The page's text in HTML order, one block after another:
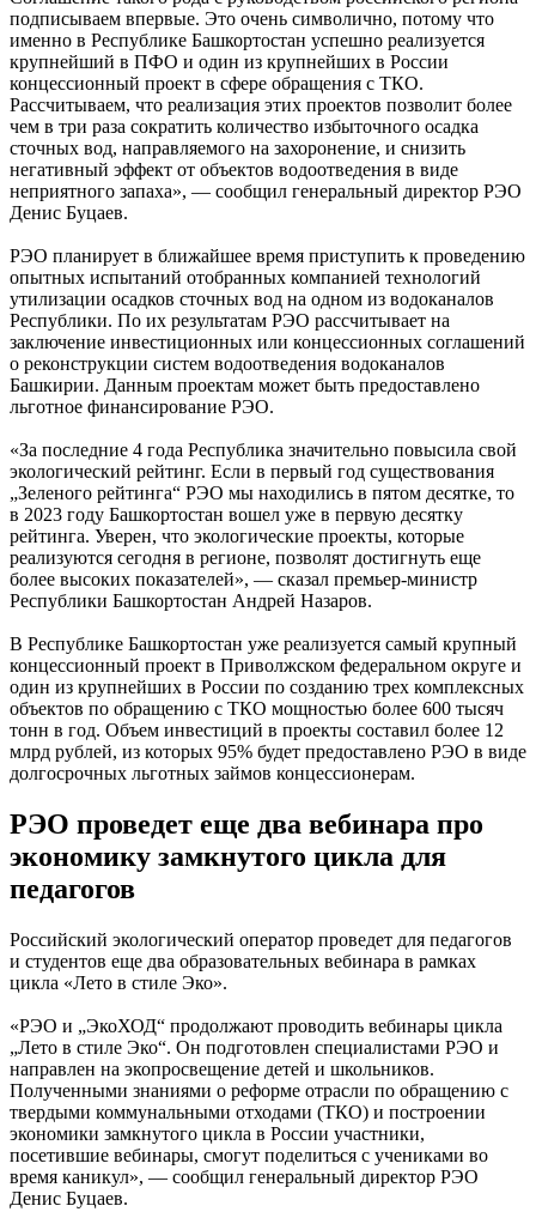
подписываем впервые. Это очень символично, потому что
именно в Республике Башкортостан успешно реализуется
крупнейший в ПФО и один из крупнейших в России
концессионный проект в сфере обращения с ТКО.
Рассчитываем, что реализация этих проектов позволит более
чем в три раза сократить количество избыточного осадка
сточных вод, направляемого на захоронение, и снизить
негативный эффект от объектов водоотведения в виде
неприятного запаха», — сообщил генеральный директор РЭО
Денис Буцаев.
РЭО планирует в ближайшее время приступить к проведению
опытных испытаний отобранных компанией технологий
утилизации осадков сточных вод на одном из водоканалов
Республики. По их результатам РЭО рассчитывает на
заключение инвестиционных или концессионных соглашений
о реконструкции систем водоотведения водоканалов
Башкирии. Данным проектам может быть предоставлено
льготное финансирование РЭО.
«За последние 4 года Республика значительно повысила свой
экологический рейтинг. Если в первый год существования
„Зеленого рейтинга“ РЭО мы находились в пятом десятке, то
в 2023 году Башкортостан вошел уже в первую десятку
рейтинга. Уверен, что экологические проекты, которые
реализуются сегодня в регионе, позволят достигнуть еще
более высоких показателей», — сказал премьер-министр
Республики Башкортостан Андрей Назаров.
В Республике Башкортостан уже реализуется самый крупный
концессионный проект в Приволжском федеральном округе и
один из крупнейших в России по созданию трех комплексных
объектов по обращению с ТКО мощностью более 600 тысяч
тонн в год. Объем инвестиций в проекты составил более 12
млрд рублей, из которых 95% будет предоставлено РЭО в виде
долгосрочных льготных займов концессионерам.
РЭО проведет еще два вебинара про
экономику замкнутого цикла для
педагогов
Российский экологический оператор проведет для педагогов
и студентов еще два образовательных вебинара в рамках
цикла «Лето в стиле Эко».
«РЭО и „ЭкоХОД“ продолжают проводить вебинары цикла
„Лето в стиле Эко“. Он подготовлен специалистами РЭО и
направлен на экопросвещение детей и школьников.
Полученными знаниями о реформе отрасли по обращению с
твердыми коммунальными отходами (ТКО) и построении
экономики замкнутого цикла в России участники,
посетившие вебинары, смогут поделиться с учениками во
время каникул», — сообщил генеральный директор РЭО
Денис Буцаев.